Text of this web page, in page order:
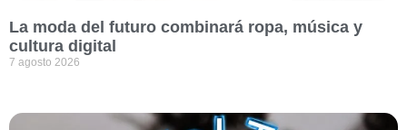
La moda del futuro combinará ropa, música y
cultura digital
7 agosto 2026